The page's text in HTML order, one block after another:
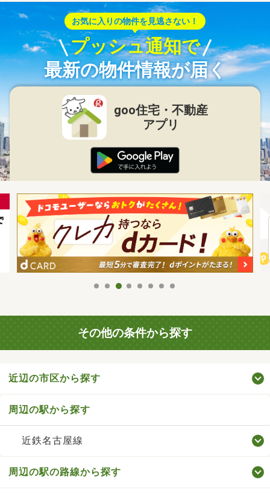
お気に入りの物件を見逃さない！
プッシュ通知で
最新の物件情報が届く
goo住宅・不動産
アプリ
その他の条件から探す
近辺の市区から探す
周辺の駅から探す
近鉄名古屋線
周辺の駅の路線から探す